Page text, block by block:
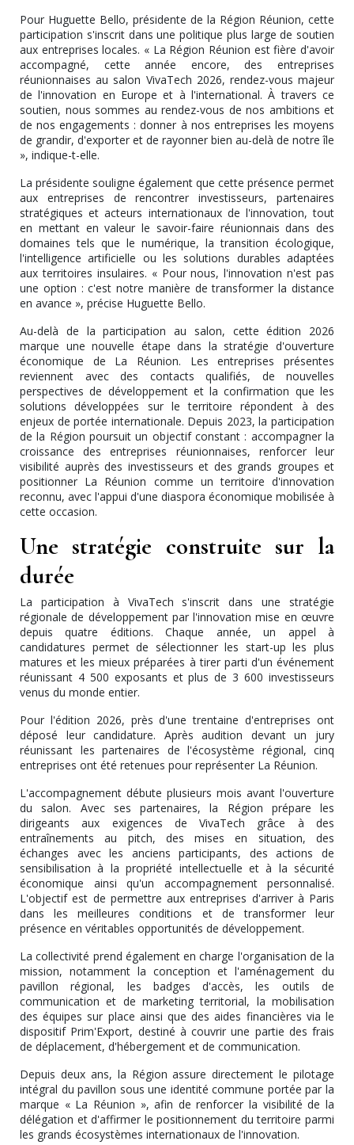
Pour Huguette Bello, présidente de la Région Réunion, cette
participation s'inscrit dans une politique plus large de soutien
aux entreprises locales. « La Région Réunion est fière d'avoir
accompagné, cette année encore, des entreprises
réunionnaises au salon VivaTech 2026, rendez-vous majeur
de l'innovation en Europe et à l'international. À travers ce
soutien, nous sommes au rendez-vous de nos ambitions et
de nos engagements : donner à nos entreprises les moyens
de grandir, d'exporter et de rayonner bien au-delà de notre île
», indique-t-elle.
La présidente souligne également que cette présence permet
aux entreprises de rencontrer investisseurs, partenaires
stratégiques et acteurs internationaux de l'innovation, tout
en mettant en valeur le savoir-faire réunionnais dans des
domaines tels que le numérique, la transition écologique,
l'intelligence artificielle ou les solutions durables adaptées
aux territoires insulaires. « Pour nous, l'innovation n'est pas
une option : c'est notre manière de transformer la distance
en avance », précise Huguette Bello.
Au-delà de la participation au salon, cette édition 2026
marque une nouvelle étape dans la stratégie d'ouverture
économique de La Réunion. Les entreprises présentes
reviennent avec des contacts qualifiés, de nouvelles
perspectives de développement et la confirmation que les
solutions développées sur le territoire répondent à des
enjeux de portée internationale. Depuis 2023, la participation
de la Région poursuit un objectif constant : accompagner la
croissance des entreprises réunionnaises, renforcer leur
visibilité auprès des investisseurs et des grands groupes et
positionner La Réunion comme un territoire d'innovation
reconnu, avec l'appui d'une diaspora économique mobilisée à
cette occasion.
Une stratégie construite sur la
durée
La participation à VivaTech s'inscrit dans une stratégie
régionale de développement par l'innovation mise en œuvre
depuis quatre éditions. Chaque année, un appel à
candidatures permet de sélectionner les start-up les plus
matures et les mieux préparées à tirer parti d'un événement
réunissant 4 500 exposants et plus de 3 600 investisseurs
venus du monde entier.
Pour l'édition 2026, près d'une trentaine d'entreprises ont
déposé leur candidature. Après audition devant un jury
réunissant les partenaires de l'écosystème régional, cinq
entreprises ont été retenues pour représenter La Réunion.
L'accompagnement débute plusieurs mois avant l'ouverture
du salon. Avec ses partenaires, la Région prépare les
dirigeants aux exigences de VivaTech grâce à des
entraînements au pitch, des mises en situation, des
échanges avec les anciens participants, des actions de
sensibilisation à la propriété intellectuelle et à la sécurité
économique ainsi qu'un accompagnement personnalisé.
L'objectif est de permettre aux entreprises d'arriver à Paris
dans les meilleures conditions et de transformer leur
présence en véritables opportunités de développement.
La collectivité prend également en charge l'organisation de la
mission, notamment la conception et l'aménagement du
pavillon régional, les badges d'accès, les outils de
communication et de marketing territorial, la mobilisation
des équipes sur place ainsi que des aides financières via le
dispositif Prim'Export, destiné à couvrir une partie des frais
de déplacement, d'hébergement et de communication.
Depuis deux ans, la Région assure directement le pilotage
intégral du pavillon sous une identité commune portée par la
marque « La Réunion », afin de renforcer la visibilité de la
délégation et d'affirmer le positionnement du territoire parmi
les grands écosystèmes internationaux de l'innovation.